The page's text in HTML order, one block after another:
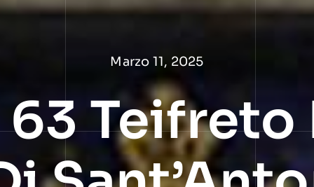
Marzo 11, 2025
Teifreto